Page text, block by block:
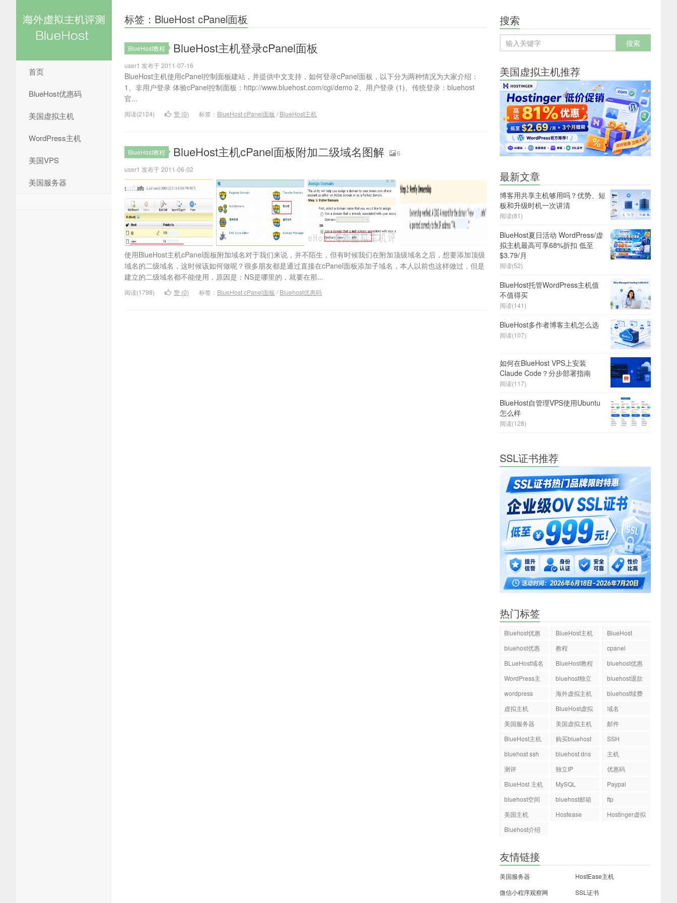
首页
BlueHost优惠码
美国虚拟主机
WordPress主机
美国VPS
美国服务器
标签：BlueHost cPanel面板
BlueHost教程 BlueHost主机登录cPanel面板
user1 发布于 2011-07-16
BlueHost主机使用cPanel控制面板建站，并提供中文支持，如何登录cPanel面板，以下分为两种情况为大家介绍：
1、非用户登录 体验cPanel控制面板：http://www.bluehost.com/cgi/demo 2、用户登录 (1)、传统登录：bluehost
官...
阅读(2124) 赞 (0) 标签： BlueHost cPanel面板 / BlueHost主机
BlueHost教程 BlueHost主机cPanel面板附加二级域名图解
6
user1 发布于 2011-06-02
使用BlueHost主机cPanel面板附加域名对于我们来说，并不陌生，但有时候我们在附加顶级域名之后，想要添加顶级
域名的二级域名，这时候该如何做呢？很多朋友都是通过直接在cPanel面板添加子域名，本人以前也这样做过，但是
建立的二级域名都不能使用，原因是：NS是哪里的，就要在那...
阅读(1798) 赞 (0) 标签： BlueHost cPanel面板 / Bluehost优惠码
搜索
美国虚拟主机推荐
最新文章
博客用共享主机够用吗？优势、短
板和升级时机一次讲清
阅读(81)
BlueHost夏日活动 WordPress/虚
拟主机最高可享68%折扣 低至
$3.79/月
阅读(52)
BlueHost托管WordPress主机值
不值得买
阅读(141)
BlueHost多作者博客主机怎么选
阅读(107)
如何在BlueHost VPS上安装
Claude Code？分步部署指南
阅读(117)
BlueHost自管理VPS使用Ubuntu
怎么样
阅读(128)
SSL证书推荐
热门标签
Bluehost优惠
BlueHost主机
BlueHost
bluehost优惠
教程
cpanel
BLueHost域名
BlueHost教程
bluehost优惠
WordPress主
bluehost独立
bluehost退款
wordpress
海外虚拟主机
bluehost续费
虚拟主机
BlueHost虚拟
域名
美国服务器
美国虚拟主机
邮件
BlueHost主机
购买bluehost
SSH
bluehost ssh
bluehost dns
主机
测评
独立IP
优惠码
BlueHost 主机
MySQL
Paypal
bluehost空间
bluehost邮箱
ftp
美国主机
Hostease
Hostinger虚拟
Bluehost介绍
友情链接
美国服务器
HostEase主机
微信小程序观察网
SSL证书